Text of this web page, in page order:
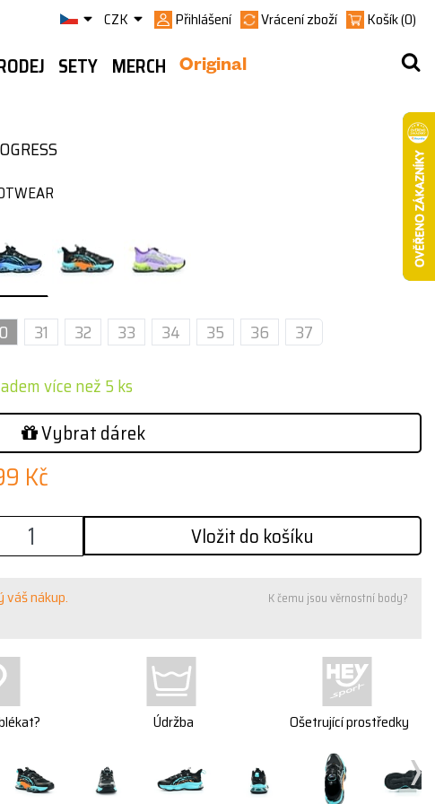
CZK Přihlášení Vrácení zboží Košík(0)
SETY Original
MERCH
31 32 33 34 35 36
37
více než 5 ks
Vybrat dárek
Kč
Vložit do košíku
váš nákup. K čemu jsou věrnostní body?
Údržba Ošetrující prostředky›